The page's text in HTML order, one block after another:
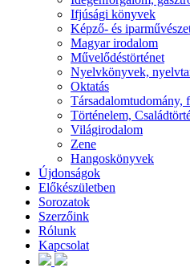
Ifjúsági könyvek
Képző- és
Magyar irodalom
Művelődéstörténet
Nyelvkönyvek,
Oktatás
Társadalomtudomány,
Történelem,
Világirodalom
Zene
Hangoskönyvek
Újdonságok
Előkészületben
Sorozatok
Szerzőink
Rólunk
Kapcsolat